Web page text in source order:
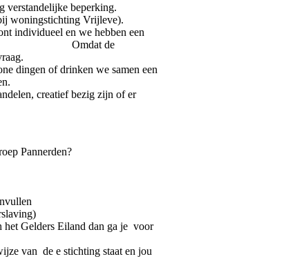
verstandelijke beperking.
Vrijleve).
individueel en we hebben een
Omdat de
dingen of drinken we samen een
creatief bezig zijn of er
Pannerden?
het Gelders Eiland dan ga je voor
van de e stichting staat en jou